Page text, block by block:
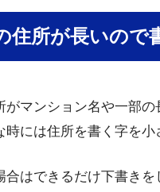
住所が長いので
がマンション名や一部
時には住所を書く字を
合はできるだけ下書き